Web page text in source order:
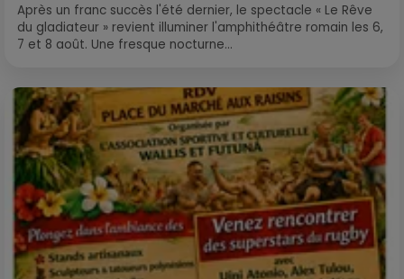
Après un franc succès l'été dernier, le spectacle « Le Rêve
du gladiateur » revient illuminer l'amphithéâtre romain les 6,
7 et 8 août. Une fresque nocturne...